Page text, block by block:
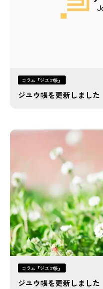
コラム「ジユウ帳」
ジユウ帳を更新しました
コラム「ジユウ帳」
ジユウ帳を更新しました